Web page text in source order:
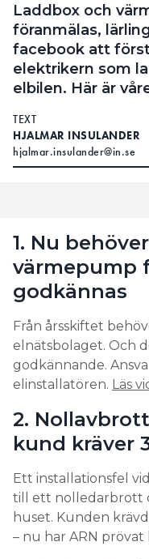
Laddbox och
föranmälas,
facebook att
elektrikern som
elbilen. Här är
TEXT
HJALMAR INSULANDER
hjalmar.insulander@in.se
1. Nu
värmepump
godkännas
Från årsskiftet
elnätsbolaget. Och
godkännande.
elinstallatören. Läs
2.
kund kräver
Ett installationsfel
till ett nolledarbrott
huset. Kunden
– nu har ARN prövat